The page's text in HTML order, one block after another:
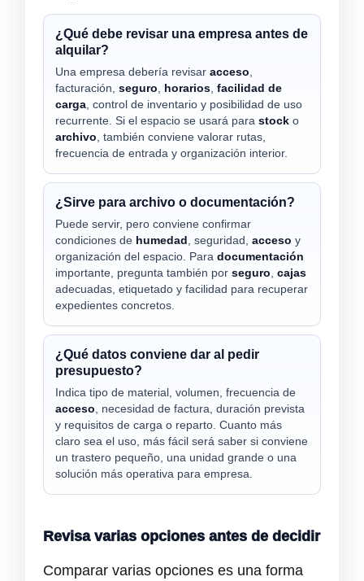
¿Qué debe revisar una empresa antes de
alquilar?
Una empresa debería revisar acceso,
facturación, seguro, horarios, facilidad de
carga, control de inventario y posibilidad de uso
recurrente. Si el espacio se usará para stock o
archivo, también conviene valorar rutas,
frecuencia de entrada y organización interior.
¿Sirve para archivo o documentación?
Puede servir, pero conviene confirmar
condiciones de humedad , seguridad, acceso y
organización del espacio. Para documentación
importante, pregunta también por seguro, cajas
adecuadas, etiquetado y facilidad para recuperar
expedientes concretos.
¿Qué datos conviene dar al pedir
presupuesto?
Indica tipo de material, volumen, frecuencia de
acceso, necesidad de factura, duración prevista
y requisitos de carga o reparto. Cuanto más
claro sea el uso, más fácil será saber si conviene
un trastero pequeño, una unidad grande o una
solución más operativa para empresa.
Revisa varias opciones antes de decidir
Comparar varias opciones es una forma